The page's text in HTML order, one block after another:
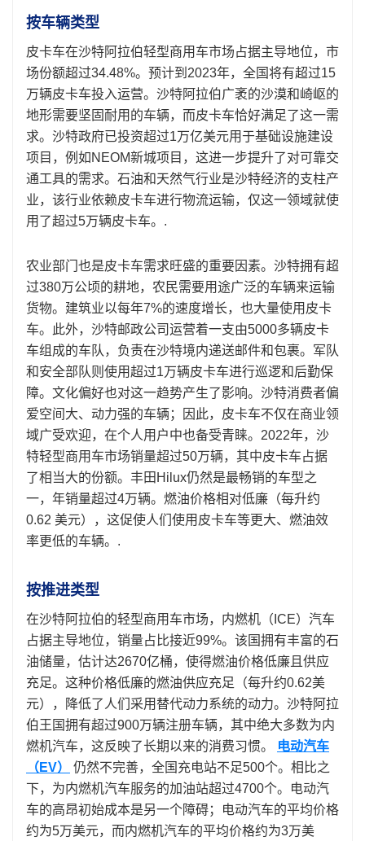
按车辆类型
皮卡车在沙特阿拉伯轻型商用车市场占据主导地位，市
场份额超过34.48%。预计到2023年，全国将有超过15
万辆皮卡车投入运营。沙特阿拉伯广袤的沙漠和崎岖的
地形需要坚固耐用的车辆，而皮卡车恰好满足了这一需
求。沙特政府已投资超过1万亿美元用于基础设施建设
项目，例如NEOM新城项目，这进一步提升了对可靠交
通工具的需求。石油和天然气行业是沙特经济的支柱产
业，该行业依赖皮卡车进行物流运输，仅这一领域就使
用了超过5万辆皮卡车。.
农业部门也是皮卡车需求旺盛的重要因素。沙特拥有超
过380万公顷的耕地，农民需要用途广泛的车辆来运输
货物。建筑业以每年7%的速度增长，也大量使用皮卡
车。此外，沙特邮政公司运营着一支由5000多辆皮卡
车组成的车队，负责在沙特境内递送邮件和包裹。军队
和安全部队则使用超过1万辆皮卡车进行巡逻和后勤保
障。文化偏好也对这一趋势产生了影响。沙特消费者偏
爱空间大、动力强的车辆；因此，皮卡车不仅在商业领
域广受欢迎，在个人用户中也备受青睐。2022年，沙
特轻型商用车市场销量超过50万辆，其中皮卡车占据
了相当大的份额。丰田Hilux仍然是最畅销的车型之
一，年销量超过4万辆。燃油价格相对低廉（每升约
0.62 美元），这促使人们使用皮卡车等更大、燃油效
率更低的车辆。.
按推进类型
在沙特阿拉伯的轻型商用车市场，内燃机（ICE）汽车
占据主导地位，销量占比接近99%。该国拥有丰富的石
油储量，估计达2670亿桶，使得燃油价格低廉且供应
充足。这种价格低廉的燃油供应充足（每升约0.62美
元），降低了人们采用替代动力系统的动力。沙特阿拉
伯王国拥有超过900万辆注册车辆，其中绝大多数为内
燃机汽车，这反映了长期以来的消费习惯。
电动汽车
（EV）
仍然不完善，全国充电站不足500个。相比之
下，为内燃机汽车服务的加油站超过4700个。电动汽
车的高昂初始成本是另一个障碍；电动汽车的平均价格
约为5万美元，而内燃机汽车的平均价格约为3万美